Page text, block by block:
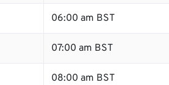
06:00 am BST
07:00 am BST
08:00 am BST